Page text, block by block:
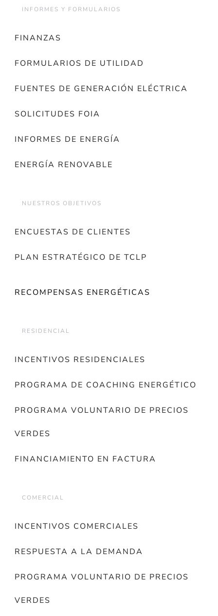
INFORMES Y FORMULARIOS
FINANZAS
FORMULARIOS DE UTILIDAD
FUENTES DE GENERACIÓN ELÉCTRICA
SOLICITUDES FOIA
INFORMES DE ENERGÍA
ENERGÍA RENOVABLE
NUESTROS OBJETIVOS
ENCUESTAS DE CLIENTES
PLAN ESTRATÉGICO DE TCLP
RECOMPENSAS ENERGÉTICAS
RESIDENCIAL
INCENTIVOS RESIDENCIALES
PROGRAMA DE COACHING ENERGÉTICO
PROGRAMA VOLUNTARIO DE PRECIOS
VERDES
FINANCIAMIENTO EN FACTURA
COMERCIAL
INCENTIVOS COMERCIALES
RESPUESTA A LA DEMANDA
PROGRAMA VOLUNTARIO DE PRECIOS
VERDES